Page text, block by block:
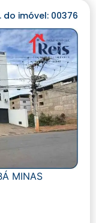
do imóvel: 00376
MINAS